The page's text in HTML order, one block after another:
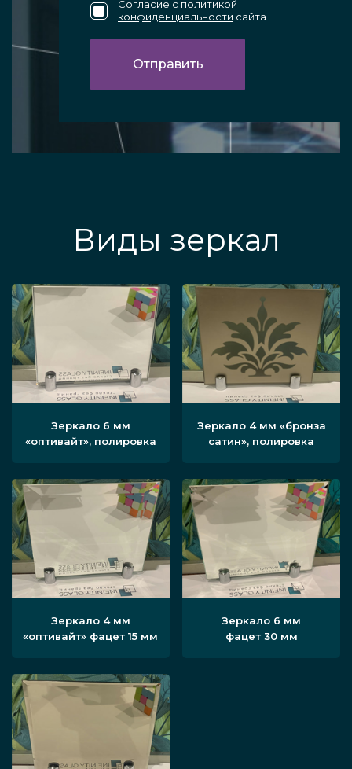
Согласие с политикой
конфиденциальности сайта
Виды зеркал
Зеркало 6 мм
«оптивайт», полировка
Зеркало 4 мм «бронза
сатин», полировка
Зеркало 4 мм
«оптивайт» фацет 15 мм
Зеркало 6 мм
фацет 30 мм